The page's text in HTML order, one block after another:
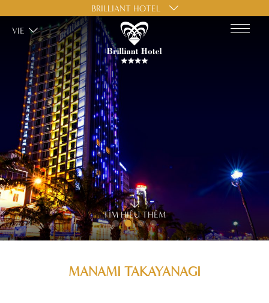
TÌM HIỂU THÊM
VIE
BRILLIANT HOTEL
MANAMI TAKAYANAGI